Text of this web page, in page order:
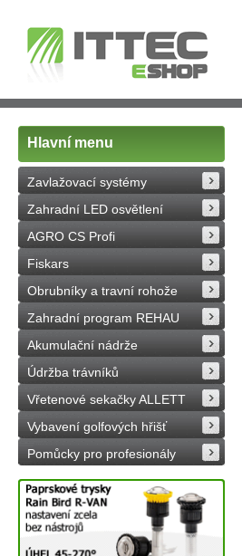
Hlavní menu
Zavlažovací systémy
Zahradní LED osvětlení
AGRO CS Profi
Fiskars
Obrubníky a travní rohože
Zahradní program REHAU
Akumulační nádrže
Údržba trávníků
Vřetenové sekačky ALLETT
Vybavení golfových hřišť
Pomůcky pro profesionály